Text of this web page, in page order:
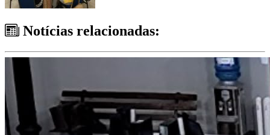
Notícias relacionadas: